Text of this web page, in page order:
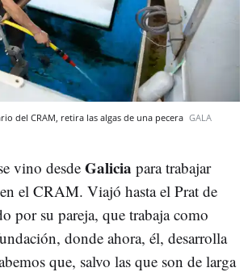
del CRAM, retira las algas de una pecera GALA
vino desde Galicia para trabajar
el CRAM. Viajó hasta el Prat de
por su pareja, que trabaja como
donde ahora, él, desarrolla
que, salvo las que son de larga